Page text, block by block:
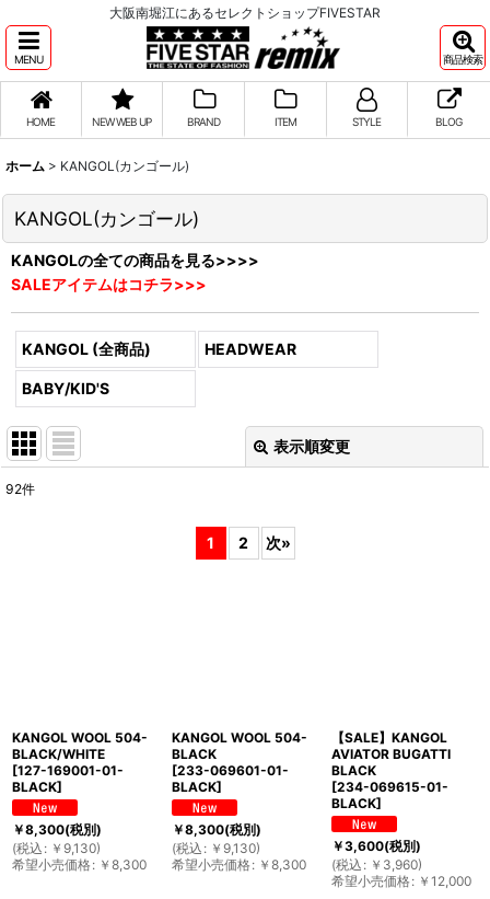
大阪南堀江にあるセレクトショップFIVESTAR
MENU 商品検索
HOME NEW WEB UP BRAND ITEM STYLE BLOG
ホーム > KANGOL(カンゴール)
KANGOL(カンゴール)
KANGOLの全ての商品を見る>>>>
SALEアイテムはコチラ>>>
KANGOL (全商品) HEADWEAR
BABY/KID'S
表示順変更
92件
1 2 次»
KANGOL WOOL 504-
BLACK/WHITE
[127-169001-01-
BLACK]
￥8,300(税別)
(税込 : ￥ 9,130)
希望小売価格: ￥ 8,300
KANGOL WOOL 504-
BLACK
[233-069601-01-
BLACK]
￥8,300(税別)
(税込 : ￥ 9,130)
希望小売価格: ￥ 8,300
【SALE】KANGOL
AVIATOR BUGATTI
BLACK
[234-069615-01-
BLACK]
￥3,600(税別)
(税込 : ￥ 3,960)
希望小売価格: ￥ 12,000